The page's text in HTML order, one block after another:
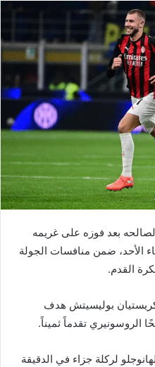
بعد فوزه على غريمه
إنتر ميلان بنتيجة 1-0، مساء الأحد، ضمن منافسات الجولة
القدم.
بوليسيتش هدف
لركلة جزاء في الدقيقة